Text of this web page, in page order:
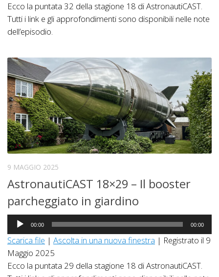
Ecco la puntata 32 della stagione 18 di AstronautiCAST.
Tutti i link e gli approfondimenti sono disponibili nelle note
dell’episodio.
9 MAGGIO 2025
AstronautiCAST 18×29 – Il booster
parcheggiato in giardino
Audio
Player
00:00 00:00
Scarica file | Ascolta in una nuova finestra | Registrato il 9
Maggio 2025
Ecco la puntata 29 della stagione 18 di AstronautiCAST.